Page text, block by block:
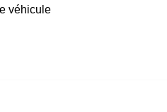
véhicule